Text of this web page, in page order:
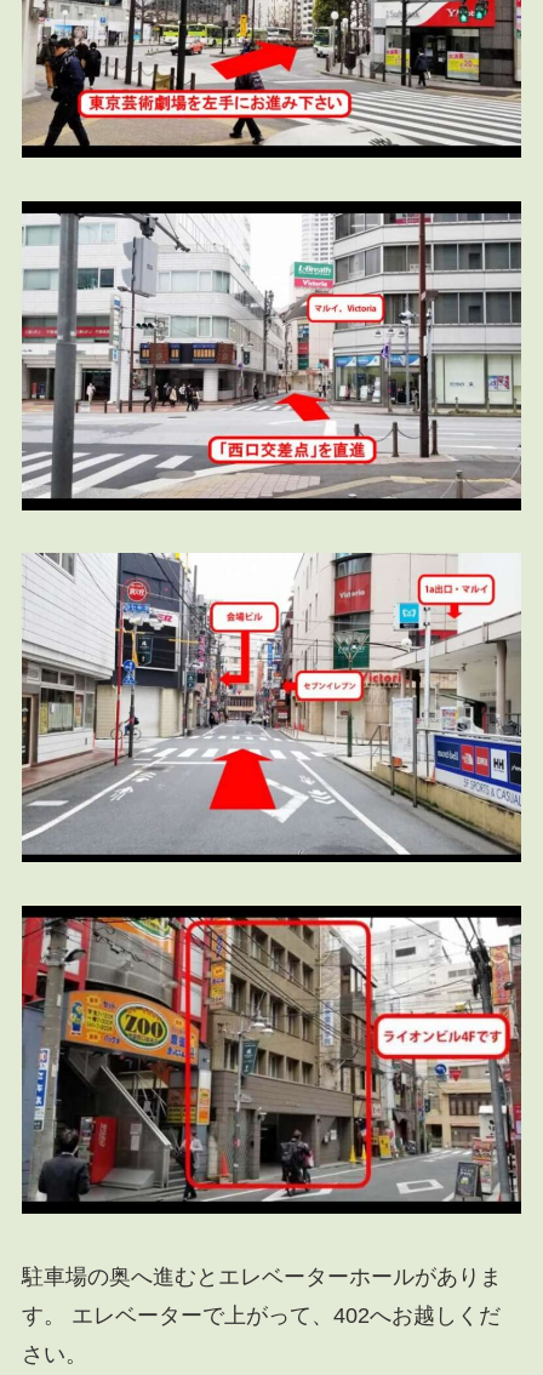
駐車場の奥へ進むとエレベーターホールがありま
す。 エレベーターで上がって、402へお越しくだ
さい。